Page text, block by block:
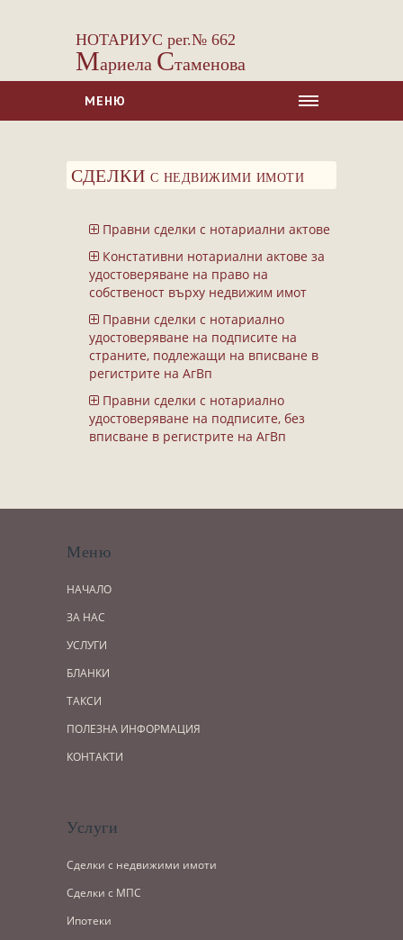
НОТАРИУС рег.№ 662
Мариела Стаменова
МЕНЮ
ЗА НАС
Сделки с недвижими имоти
Сделки с МПС
Ипотеки
Удостоверявания
Нотариални покани
Констативни протоколи
Завещания
Изготвяне на документи
ПОЛЕЗНА ИНФОРМАЦИЯ
КОНТАКТИ
СДЕЛКИ с недвижими имоти
Правни сделки с нотариални актове
Констативни нотариални актове за
удостоверяване на право на
собственост върху недвижим имот
Правни сделки с нотариално
удостоверяване на подписите на
страните, подлежащи на вписване в
регистрите на АгВп
Правни сделки с нотариално
удостоверяване на подписите, без
вписване в регистрите на АгВп
Меню
НАЧАЛО
ЗА НАС
УСЛУГИ
БЛАНКИ
ТАКСИ
ПОЛЕЗНА ИНФОРМАЦИЯ
КОНТАКТИ
Услуги
Сделки с недвижими имоти
Сделки с МПС
Ипотеки